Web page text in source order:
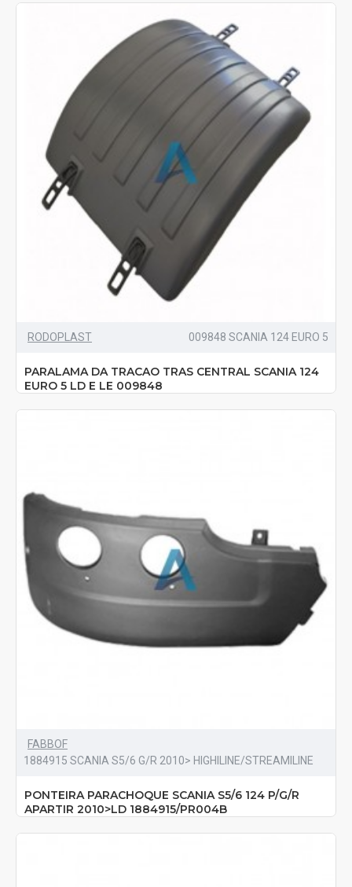
RODOPLAST 009848 SCANIA 124 EURO 5
PARALAMA DA TRACAO TRAS CENTRAL SCANIA 124
EURO 5 LD E LE 009848
FABBOF
1884915 SCANIA S5/6 G/R 2010> HIGHILINE/STREAMILINE
PONTEIRA PARACHOQUE SCANIA S5/6 124 P/G/R
APARTIR 2010>LD 1884915/PR004B